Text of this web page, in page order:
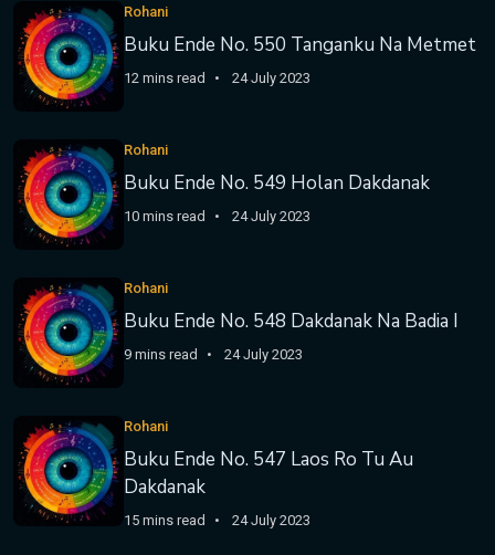
Rohani
Buku Ende No. 550 Tanganku Na Metmet
12 mins read 24 July 2023
Rohani
Buku Ende No. 549 Holan Dakdanak
10 mins read 24 July 2023
Rohani
Buku Ende No. 548 Dakdanak Na Badia I
9 mins read 24 July 2023
Rohani
Buku Ende No. 547 Laos Ro Tu Au
Dakdanak
15 mins read 24 July 2023